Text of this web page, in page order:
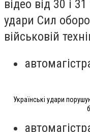
відео від 30 і
удари Сил
військовій
Українські удари